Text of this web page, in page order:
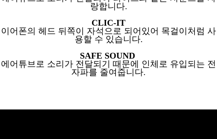
랑합니다.
CLIC-IT
이어폰의 헤드 뒤쪽이 자석으로 되어있어 목걸이처럼 사
용할 수 있습니다.
SAFE SOUND
에어튜브로 소리가 전달되기 때문에 인체로 유입되는 전
자파를 줄여줍니다.